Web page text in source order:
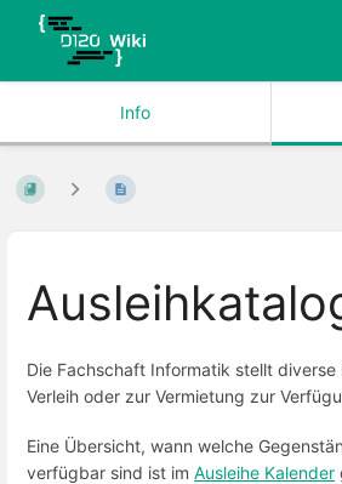
Info
Die Fachschaft Informatik stellt diverse
Verleih oder zur Vermietung zur
Eine Übersicht, wann welche
verfügbar sind ist im Ausleihe Kalender